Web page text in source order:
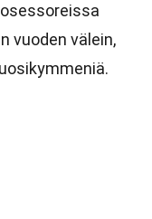
vuoden välein,